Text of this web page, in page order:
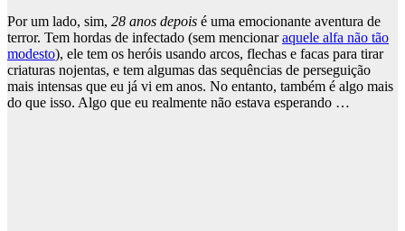
Por um lado, sim, 28 anos depois é uma emocionante aventura de
terror. Tem hordas de infectado (sem mencionaraquele alfa não tão
modesto), ele tem os heróis usando arcos, flechas e facas para tirar
criaturas nojentas, e tem algumas das sequências de perseguição
mais intensas que eu já vi em anos. No entanto, também é algo mais
do que isso. Algo que eu realmente não estava esperando …